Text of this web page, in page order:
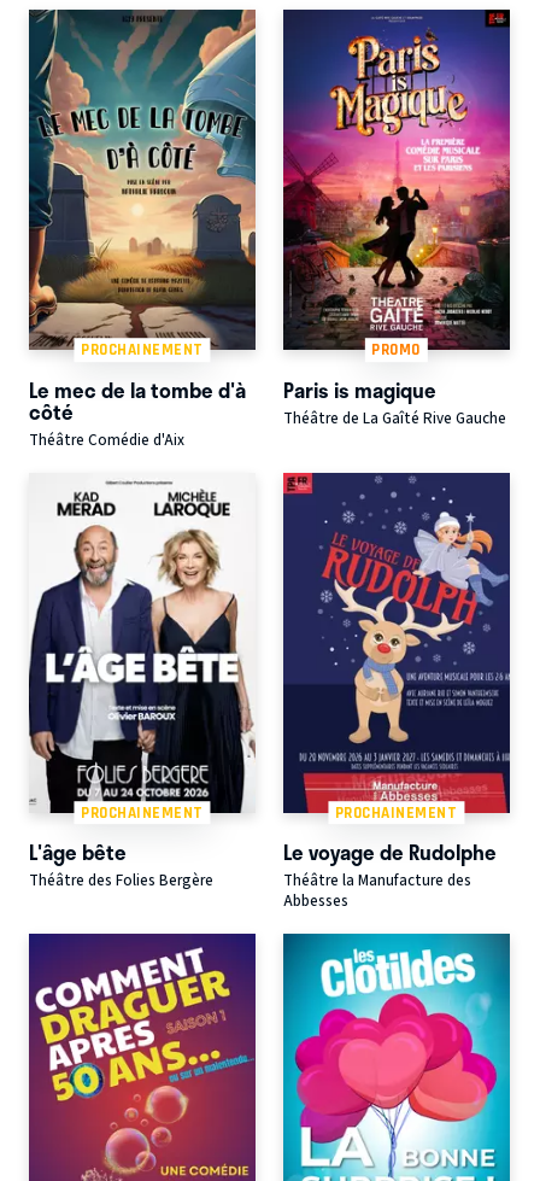
PROCHAINEMENT
Le mec de la tombe d'à
côté
Théâtre Comédie d'Aix
PROMO
Paris is magique
Théâtre de La Gaîté Rive Gauche
PROCHAINEMENT
L'âge bête
Théâtre des Folies Bergère
PROCHAINEMENT
Le voyage de Rudolphe
Théâtre la Manufacture des
Abbesses